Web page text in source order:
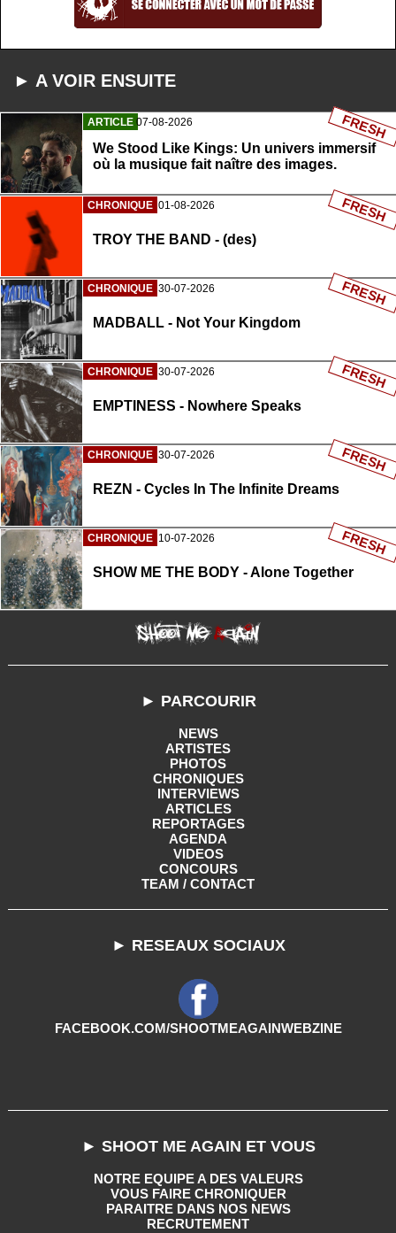
► A VOIR ENSUITE
ARTICLE 07-08-2026
We Stood Like Kings: Un univers immersif
où la musique fait naître des images.
FRESH
CHRONIQUE 01-08-2026
TROY THE BAND - (des)
FRESH
CHRONIQUE 30-07-2026
MADBALL - Not Your Kingdom
FRESH
CHRONIQUE 30-07-2026
EMPTINESS - Nowhere Speaks
FRESH
CHRONIQUE 30-07-2026
REZN - Cycles In The Infinite Dreams
FRESH
CHRONIQUE 10-07-2026
SHOW ME THE BODY - Alone Together
FRESH
► PARCOURIR
NEWS
ARTISTES
PHOTOS
CHRONIQUES
INTERVIEWS
ARTICLES
REPORTAGES
AGENDA
VIDEOS
CONCOURS
TEAM / CONTACT
► RESEAUX SOCIAUX
FACEBOOK.COM/SHOOTMEAGAINWEBZINE
► SHOOT ME AGAIN ET VOUS
NOTRE EQUIPE A DES VALEURS
VOUS FAIRE CHRONIQUER
PARAITRE DANS NOS NEWS
RECRUTEMENT